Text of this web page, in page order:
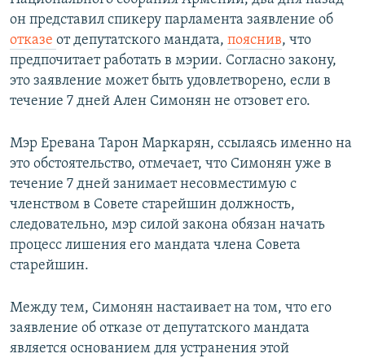
он представил спикеру парламента заявление об
отказе от депутатского мандата, пояснив, что
предпочитает работать в мэрии. Согласно закону,
это заявление может быть удовлетворено, если в
течение 7 дней Ален Симонян не отзовет его.
Мэр Еревана Тарон Маркарян, ссылаясь именно на
это обстоятельство, отмечает, что Симонян уже в
течение 7 дней занимает несовместимую с
членством в Совете старейшин должность,
следовательно, мэр силой закона обязан начать
процесс лишения его мандата члена Совета
старейшин.
Между тем, Симонян настаивает на том, что его
заявление об отказе от депутатского мандата
является основанием для устранения этой